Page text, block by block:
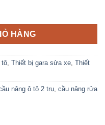
4000D (LOCK Giật 2
HÀNG
tô, Thiết bị gara sửa xe, Thiết
nâng ô tô 2 trụ, cầu nâng rửa